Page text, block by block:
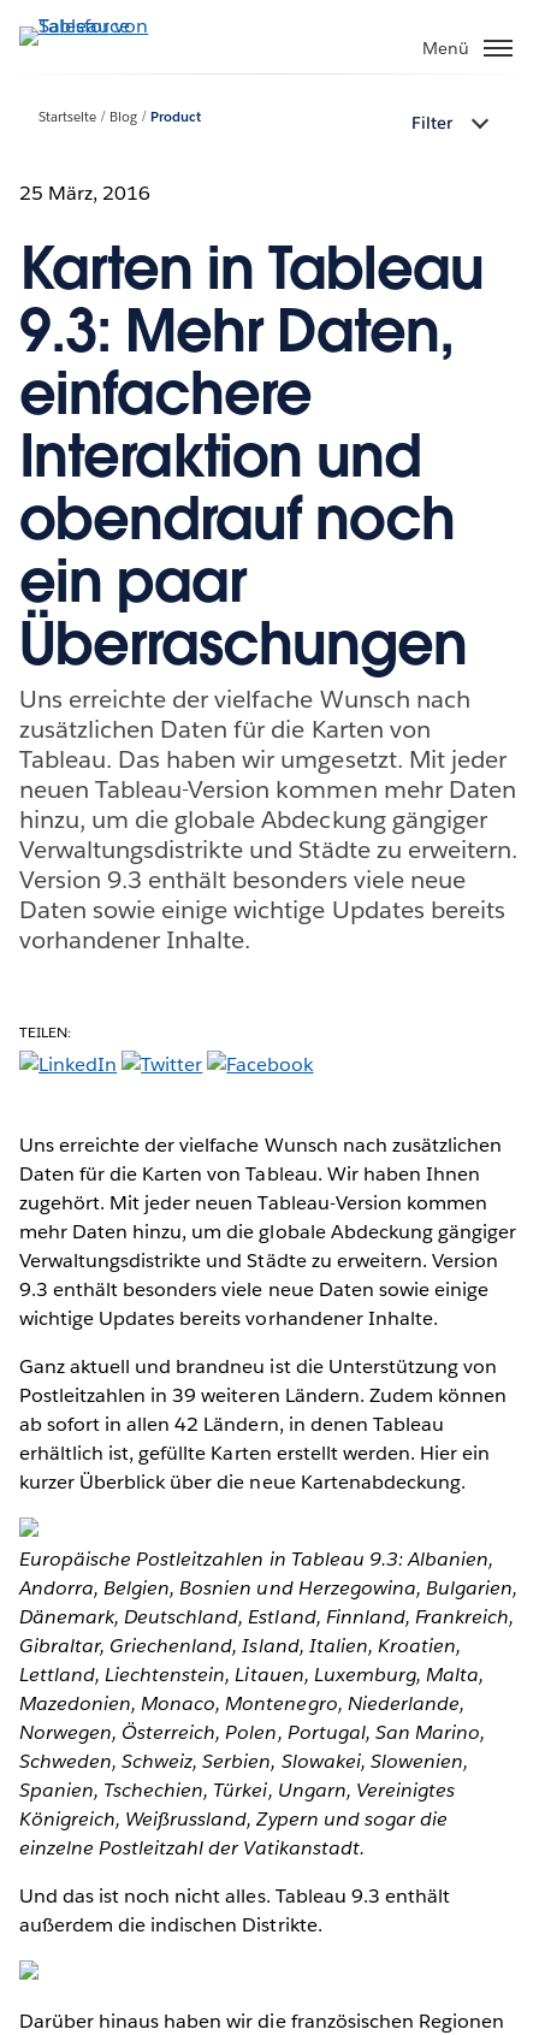
Direkt
zum
Menü
Startseite Blog Product Filter
25 März, 2016
Karten in Tableau
9.3: Mehr Daten,
einfachere
Interaktion und
obendrauf noch
ein paar
Überraschungen
Uns erreichte der vielfache Wunsch nach
zusätzlichen Daten für die Karten von
Tableau. Das haben wir umgesetzt. Mit jeder
neuen Tableau-Version kommen mehr Daten
hinzu, um die globale Abdeckung gängiger
Verwaltungsdistrikte und Städte zu erweitern.
Version 9.3 enthält besonders viele neue
Daten sowie einige wichtige Updates bereits
vorhandener Inhalte.
TEILEN:
Uns erreichte der vielfache Wunsch nach zusätzlichen
Daten für die Karten von Tableau. Wir haben Ihnen
zugehört. Mit jeder neuen Tableau-Version kommen
mehr Daten hinzu, um die globale Abdeckung gängiger
Verwaltungsdistrikte und Städte zu erweitern. Version
9.3 enthält besonders viele neue Daten sowie einige
wichtige Updates bereits vorhandener Inhalte.
Ganz aktuell und brandneu ist die Unterstützung von
Postleitzahlen in 39 weiteren Ländern. Zudem können
ab sofort in allen 42 Ländern, in denen Tableau
erhältlich ist, gefüllte Karten erstellt werden. Hier ein
kurzer Überblick über die neue Kartenabdeckung.
Europäische Postleitzahlen in Tableau 9.3: Albanien,
Andorra, Belgien, Bosnien und Herzegowina, Bulgarien,
Dänemark, Deutschland, Estland, Finnland, Frankreich,
Gibraltar, Griechenland, Island, Italien, Kroatien,
Lettland, Liechtenstein, Litauen, Luxemburg, Malta,
Mazedonien, Monaco, Montenegro, Niederlande,
Norwegen, Österreich, Polen, Portugal, San Marino,
Schweden, Schweiz, Serbien, Slowakei, Slowenien,
Spanien, Tschechien, Türkei, Ungarn, Vereinigtes
Königreich, Weißrussland, Zypern und sogar die
einzelne Postleitzahl der Vatikanstadt.
Und das ist noch nicht alles. Tableau 9.3 enthält
außerdem die indischen Distrikte.
Darüber hinaus haben wir die französischen Regionen